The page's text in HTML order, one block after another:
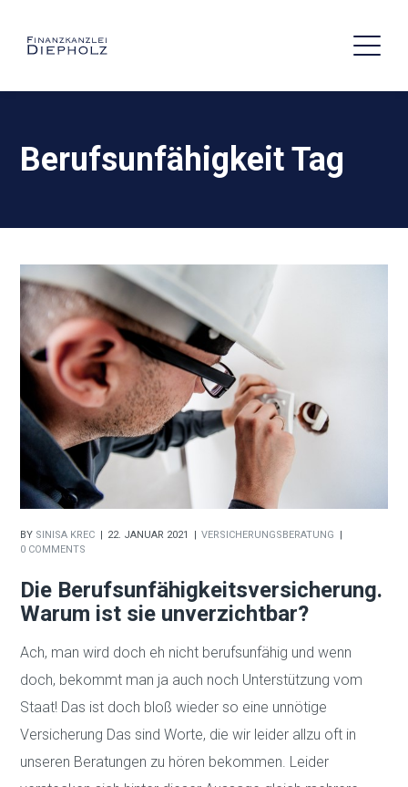
Berufsunfähigkeit Tag
BY SINISA KREC 22. JANUAR 2021
VERSICHERUNGSBERATUNG
0 COMMENTS
Die Berufsunfähigkeitsversicherung.
Warum ist sie unverzichtbar?
Ach, man wird doch eh nicht berufsunfähig und wenn
doch, bekommt man ja auch noch Unterstützung vom
Staat! Das ist doch bloß wieder so eine unnötige
Versicherung Das sind Worte, die wir leider allzu oft in
unseren Beratungen zu hören bekommen. Leider